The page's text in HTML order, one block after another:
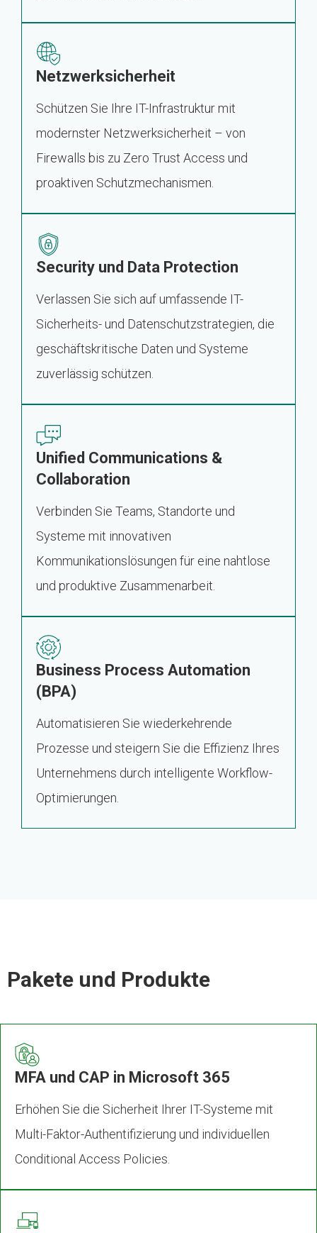
Netzwerksicherheit
Schützen Sie Ihre IT-Infrastruktur mit
modernster Netzwerksicherheit – von
Firewalls bis zu Zero Trust Access und
proaktiven Schutzmechanismen.
Security und Data Protection
Verlassen Sie sich auf umfassende IT-
Sicherheits- und Datenschutzstrategien, die
geschäftskritische Daten und Systeme
zuverlässig schützen.
Unified Communications &
Collaboration
Verbinden Sie Teams, Standorte und
Systeme mit innovativen
Kommunikationslösungen für eine nahtlose
und produktive Zusammenarbeit.
Business Process Automation
(BPA)
Automatisieren Sie wiederkehrende
Prozesse und steigern Sie die Effizienz Ihres
Unternehmens durch intelligente Workflow-
Optimierungen.
Pakete und Produkte
MFA und CAP in Microsoft 365
Erhöhen Sie die Sicherheit Ihrer IT-Systeme mit
Multi-Faktor-Authentifizierung und individuellen
Conditional Access Policies.